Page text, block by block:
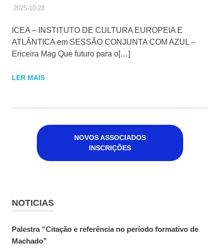
2025-10-28ADMINISTRADOR
HISTÓRICO DE ACTIVIDADES
ICEA – INSTITUTO DE CULTURA EUROPEIA E
ATLÂNTICA em SESSÃO CONJUNTA COM AZUL –
Ericeira Mag Que futuro para o[…]
LER MAIS
NOVOS ASSOCIADOS
INSCRIÇÕES
NOTICIAS
Palestra “Citação e referência no período formativo de
Machado”